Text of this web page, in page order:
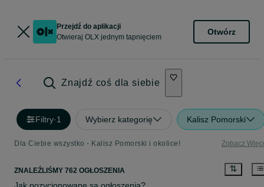
Przejdź do aplikacji
Otwieraj OLX jednym tapnięciem
Otwórz
Znajdź coś dla siebie
Filtry·1 Wybierz kategorię Kalisz Pomorski
Dla Ciebie wszystko - Kalisz Pomorski i okolice! Zobacz
ZNALEŹLIŚMY 762 OGŁOSZENIA